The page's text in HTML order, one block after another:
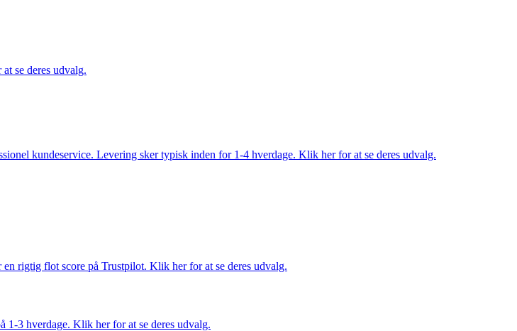
se deres udvalg.
kundeservice. Levering sker typisk inden for 1-4 hverdage. Klik her for at se deres udvalg.
rigtig flot score på Trustpilot. Klik her for at se deres udvalg.
3 hverdage. Klik her for at se deres udvalg.